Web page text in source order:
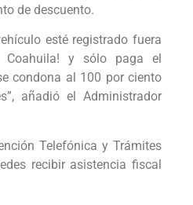
de descuento.
esté registrado fuera
Coahuila! y sólo paga el
condona al 100 por ciento
añadió el Administrador
Telefónica y Trámites
recibir asistencia fiscal